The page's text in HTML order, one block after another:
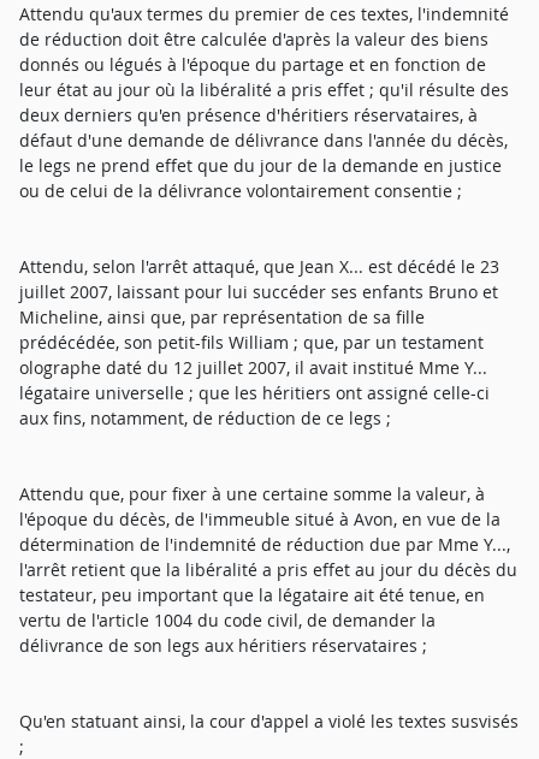
Attendu qu'aux termes du premier de ces textes, l'indemnité
de réduction doit être calculée d'après la valeur des biens
donnés ou légués à l'époque du partage et en fonction de
leur état au jour où la libéralité a pris effet ; qu'il résulte des
deux derniers qu'en présence d'héritiers réservataires, à
défaut d'une demande de délivrance dans l'année du décès,
le legs ne prend effet que du jour de la demande en justice
ou de celui de la délivrance volontairement consentie ;
Attendu, selon l'arrêt attaqué, que Jean X... est décédé le 23
juillet 2007, laissant pour lui succéder ses enfants Bruno et
Micheline, ainsi que, par représentation de sa fille
prédécédée, son petit-fils William ; que, par un testament
olographe daté du 12 juillet 2007, il avait institué Mme Y...
légataire universelle ; que les héritiers ont assigné celle-ci
aux fins, notamment, de réduction de ce legs ;
Attendu que, pour fixer à une certaine somme la valeur, à
l'époque du décès, de l'immeuble situé à Avon, en vue de la
détermination de l'indemnité de réduction due par Mme Y...,
l'arrêt retient que la libéralité a pris effet au jour du décès du
testateur, peu important que la légataire ait été tenue, en
vertu de l'article 1004 du code civil, de demander la
délivrance de son legs aux héritiers réservataires ;
Qu'en statuant ainsi, la cour d'appel a violé les textes susvisés
;